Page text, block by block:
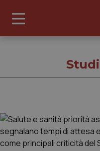
Cronache